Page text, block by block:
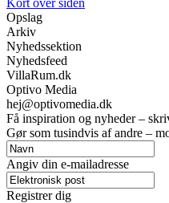
Kort over siden
Opslag
Arkiv
Nyhedssektion
Nyhedsfeed
VillaRum.dk
Optivo Media
hej@optivomedia.dk
Få inspiration og nyheder –
Gør som tusindvis af andre –
Angiv din e-mailadresse
Registrer dig